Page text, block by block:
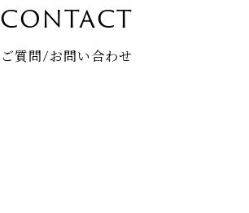
CONTACT
ご質問/お問い合わせ